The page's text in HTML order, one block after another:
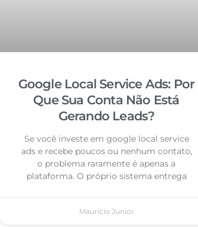
Google Local Service Ads: Por
Que Sua Conta Não Está
Gerando Leads?
Se você investe em google local service
ads e recebe poucos ou nenhum contato,
o problema raramente é apenas a
plataforma. O próprio sistema entrega
Mauricio Junior